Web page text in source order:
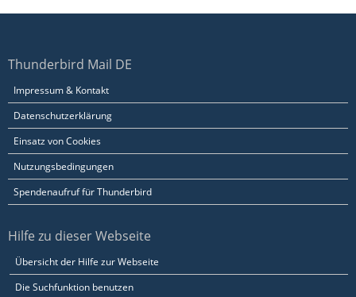
Thunderbird Mail DE
Impressum & Kontakt
Datenschutzerklärung
Einsatz von Cookies
Nutzungsbedingungen
Spendenaufruf für Thunderbird
Hilfe zu dieser Webseite
Übersicht der Hilfe zur Webseite
Die Suchfunktion benutzen